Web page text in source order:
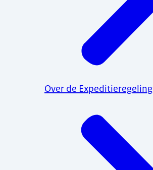
Over de Expeditieregeling